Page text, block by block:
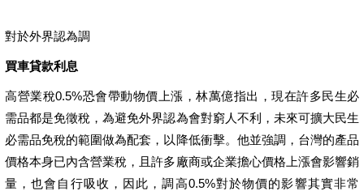
對於外界認為調
買車貸款利息
高營業稅0.5%恐會帶動物價上漲，林萬億指出，現在許多民生必
需品都是免徵稅，為避免外界認為會對窮人不利，未來可擴大民生
必需品免稅的範圍做為配套，以降低衝擊。他並強調，台灣的產品
價格本身已內含營業稅，且許多廠商或企業擔心價格上漲會影響銷
量，也會自行吸收，因此，調高0.5%對於物價的影響其實非常